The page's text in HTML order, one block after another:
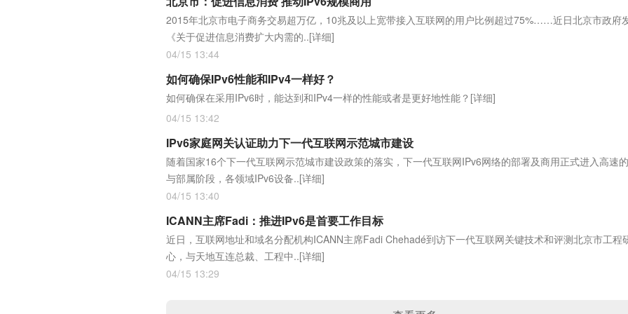
2015年北京市电子商务交易超万亿，10兆及以上宽带接入互联网的用户比例超过75%……近日北京市政府
《关于促进信息消费扩大内需的..[详细]
04/15 13:44
如何确保IPv6性能和IPv4一样好？
如何确保在采用IPv6时，能达到和IPv4一样的性能或者是更好地性能？ [详细]
04/15 13:42
IPv6家庭网关认证助力下一代互联网示范城市建设
随着国家16个下一代互联网示范城市建设政策的落实，下一代互联网IPv6网络的部署及商用正式进入高速
与部属阶段，各领域IPv6设备..[详细]
04/15 13:40
ICANN主席Fadi：推进IPv6是首要工作目标
近日，互联网地址和域名分配机构ICANN主席Fadi Chehadé到访下一代互联网关键技术和评测北京市工程
心，与天地互连总裁、工程中..[详细]
04/15 13:29